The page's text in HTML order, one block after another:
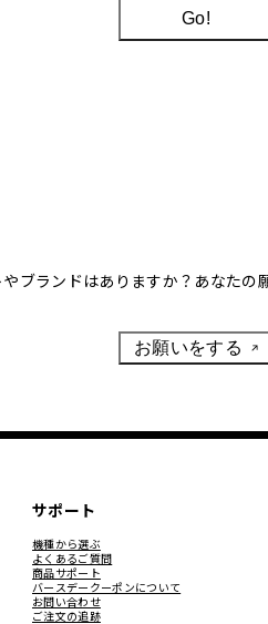
Go!
ブランドはありますか？あなたの
お願いをする
サポート
機種から選ぶ
よくあるご質問
商品サポート
バースデークーポンについて
お問い合わせ
ご注文の追跡